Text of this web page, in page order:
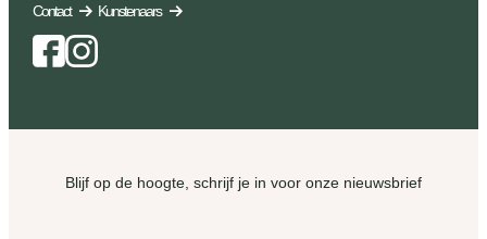
Contact
Facebook Instagram
Kunstenaars
Blijf op de hoogte, schrijf je in voor onze nieuwsbrief